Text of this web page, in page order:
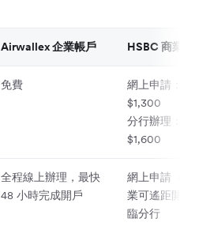
Airwallex 企業帳戶 HSBC 商業帳
免費
網上申請：港
$1,300
分行辦理：港
$1,600
全程線上辦理，最快
48 小時完成開戶
網上申請（合
業可遙距開戶
臨分行